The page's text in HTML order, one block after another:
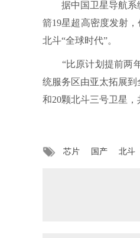
据中国卫星导航系统
箭19星超高密度发射
北斗“全球时代”。
“比原计划提前两年
统服务区由亚太拓展
和20颗北斗三号卫星，
芯片 国产 北斗